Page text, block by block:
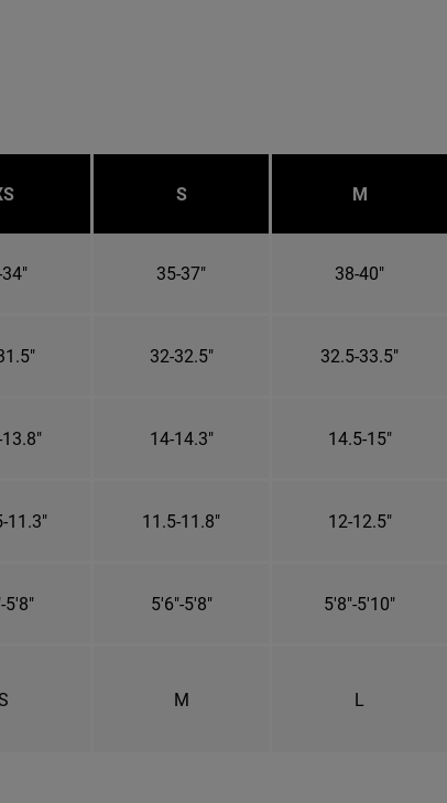
S M
35-37" 38-40"
32-32.5" 32.5-33.5"
14-14.3" 14.5-15"
11.3" 11.5-11.8" 12-12.5"
5'8" 5'6"-5'8" 5'8"-5'10"
S M L